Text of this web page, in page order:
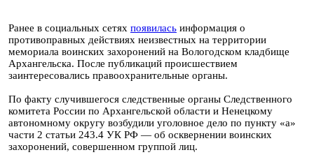
Ранее в социальных сетях появилась информация о
противоправных действиях неизвестных на территории
мемориала воинских захоронений на Вологодском кладбище
Архангельска. После публикаций происшествием
заинтересовались правоохранительные органы.
По факту случившегося следственные органы Следственного
комитета России по Архангельской области и Ненецкому
автономному округу возбудили уголовное дело по пункту «а»
части 2 статьи 243.4 УК РФ — об осквернении воинских
захоронений, совершенном группой лиц.